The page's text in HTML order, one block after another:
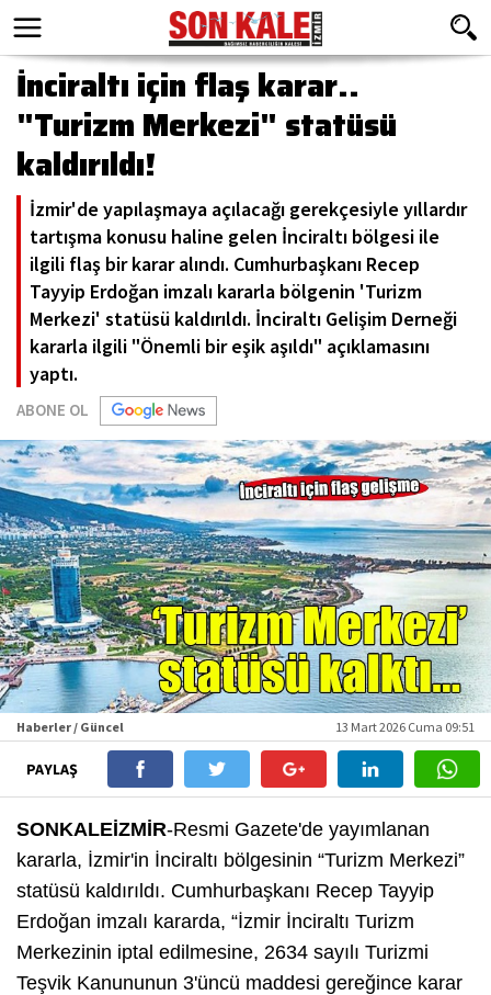
İnciraltı için flaş karar..
"Turizm Merkezi" statüsü
kaldırıldı!
İzmir'de yapılaşmaya açılacağı gerekçesiyle yıllardır
tartışma konusu haline gelen İnciraltı bölgesi ile
ilgili flaş bir karar alındı. Cumhurbaşkanı Recep
Tayyip Erdoğan imzalı kararla bölgenin 'Turizm
Merkezi' statüsü kaldırıldı. İnciraltı Gelişim Derneği
kararla ilgili "Önemli bir eşik aşıldı" açıklamasını
yaptı.
ABONE OL
Haberler / Güncel 13 Mart 2026 Cuma 09:51
PAYLAŞ
SONKALEİZMİR-Resmi Gazete'de yayımlanan
kararla, İzmir'in İnciraltı bölgesinin “Turizm Merkezi”
statüsü kaldırıldı. Cumhurbaşkanı Recep Tayyip
Erdoğan imzalı kararda, “İzmir İnciraltı Turizm
Merkezinin iptal edilmesine, 2634 sayılı Turizmi
Teşvik Kanununun 3'üncü maddesi gereğince karar